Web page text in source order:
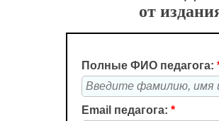
от
Полные ФИО педагога:
Email педагога: *